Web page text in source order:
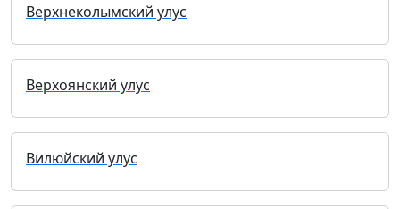
Верхнеколымский улус
Верхоянский улус
Вилюйский улус